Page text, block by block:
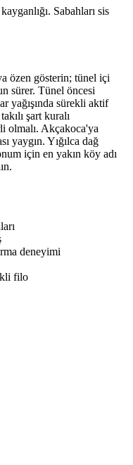
Sabahları sis
özen gösterin; tünel içi
sürer. Tünel öncesi
yağışında sürekli aktif
şart kuralı
olmalı. Akçakoca'ya
yaygın. Yığılca dağ
için en yakın köy adı
deneyimi
filo